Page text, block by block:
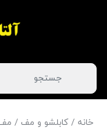
خانه / کابلشو و مف / مف